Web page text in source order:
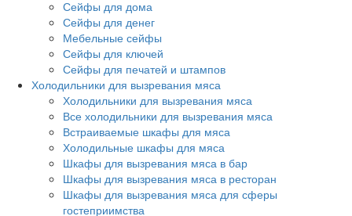
Сейфы для дома
Сейфы для денег
Мебельные сейфы
Сейфы для ключей
Сейфы для печатей и штампов
Холодильники для вызревания мяса
Холодильники для вызревания мяса
Все холодильники для вызревания мяса
Встраиваемые шкафы для мяса
Холодильные шкафы для мяса
Шкафы для вызревания мяса в бар
Шкафы для вызревания мяса в ресторан
Шкафы для вызревания мяса для сферы
гостеприимства